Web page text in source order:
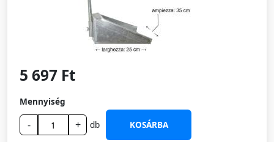
5 697 Ft
Mennyiség
- + db
KOSÁRBA